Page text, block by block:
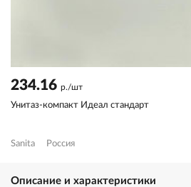
234.16 р./шт
Унитаз-компакт Идеал стандарт
Sanita Россия
Описание и характеристики